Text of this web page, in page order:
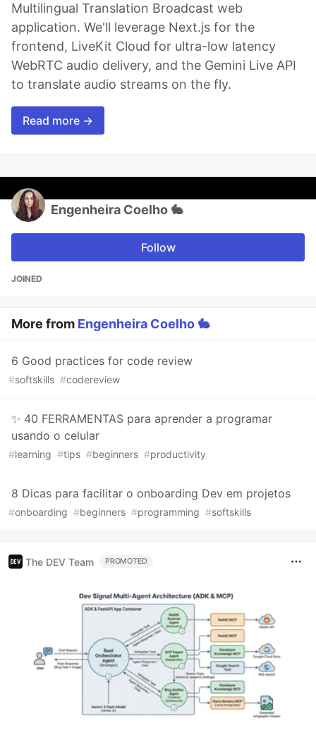
Multilingual Translation Broadcast web
application. We'll leverage Next.js for the
frontend, LiveKit Cloud for ultra-low latency
WebRTC audio delivery, and the Gemini Live API
to translate audio streams on the fly.
Read more →
Engenheira Coelho 🐇
Follow
JOINED
More from Engenheira Coelho 🐇
6 Good practices for code review
#softskills #codereview
✨ 40 FERRAMENTAS para aprender a programar
usando o celular
#learning #tips #beginners #productivity
8 Dicas para facilitar o onboarding Dev em projetos
#onboarding #beginners #programming #softskills
The DEV Team PROMOTED